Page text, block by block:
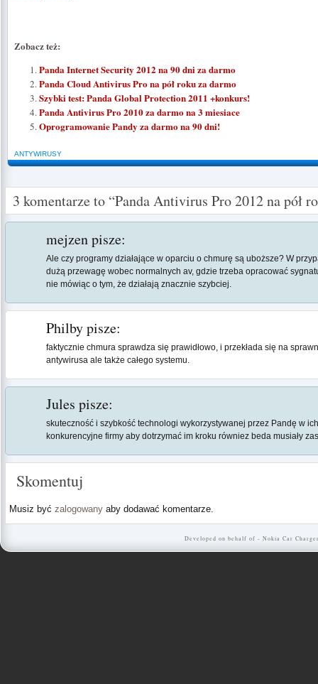
Zobacz też:
Panda Internet Security 2012 na 90 dni za darmo
Panda Cloud Antivirus Pro na pół roku za darmo
Szybki test: Panda Global Protection 2011 +konkurs!
Panda Antivirus Pro 2010 za darmo na 3 miesiace
Oprogramowanie Pandy za darmo na 90 dni!
ANTYWIRUSY
3 komentarze to “Panda Antivirus Pro 2012 na pół
mejzenpisze:
Ale czy programy działające w oparciu o chmurę są uboższe? W
dużą przewagę wobec normalnych av, gdzie trzeba opracować
nie mówiąc o tym, że działają znacznie szybciej.
Philbypisze:
faktycznie chmura sprawdza się prawidłowo, i przekłada się na
antywirusa ale także całego systemu.
Jules pisze:
skuteczność i szybkość technologi wykorzystywanej przez Pandę w
konkurencyjne firmy aby dotrzymać im kroku równiez beda musiały
Skomentuj
Musiz być zalogowany aby dodawać komentarze.
Developed on behalf of - Nokia Car